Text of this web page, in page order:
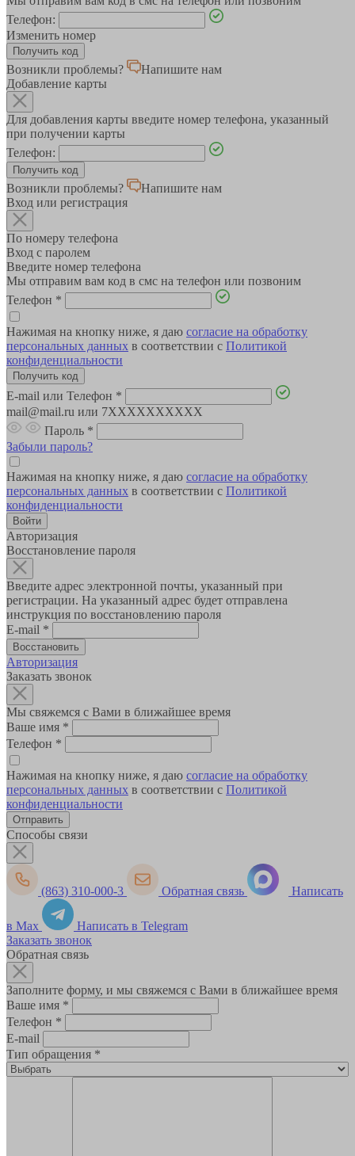
Телефон:
Изменить номер
Возникли проблемы?
Напишите нам
Добавление карты
Для добавления карты введите номер телефона, указанный
при получении карты
Телефон:
Возникли проблемы?
Напишите нам
Вход или регистрация
По номеру телефона
Вход с паролем
Введите номер телефона
Мы отправим вам код в смс на телефон или позвоним
Телефон *
Нажимая на кнопку ниже, я даю согласие на обработку
персональных данных в соответствии с Политикой
конфиденциальности
E-mail или Телефон *
mail@mail.ru или 7XXXXXXXXXX
Пароль *
Забыли пароль?
Нажимая на кнопку ниже, я даю согласие на обработку
персональных данных в соответствии с Политикой
конфиденциальности
Авторизация
Восстановление пароля
Введите адрес электронной почты, указанный при
регистрации. На указанный адрес будет отправлена
инструкция по восстановлению пароля
E-mail *
Авторизация
Заказать звонок
Мы свяжемся с Вами в ближайшее время
Ваше имя *
Телефон *
Нажимая на кнопку ниже, я даю согласие на обработку
персональных данных в соответствии с Политикой
конфиденциальности
Способы связи
(863) 310-000-3 Обратная связь Написать
в Max
Написать в Telegram
Заказать звонок
Обратная связь
Заполните форму, и мы свяжемся с Вами в ближайшее время
Ваше имя *
Телефон *
E-mail
Тип обращения *